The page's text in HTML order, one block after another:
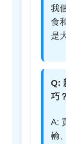
我
食
是
Q:
巧？
A:
輸